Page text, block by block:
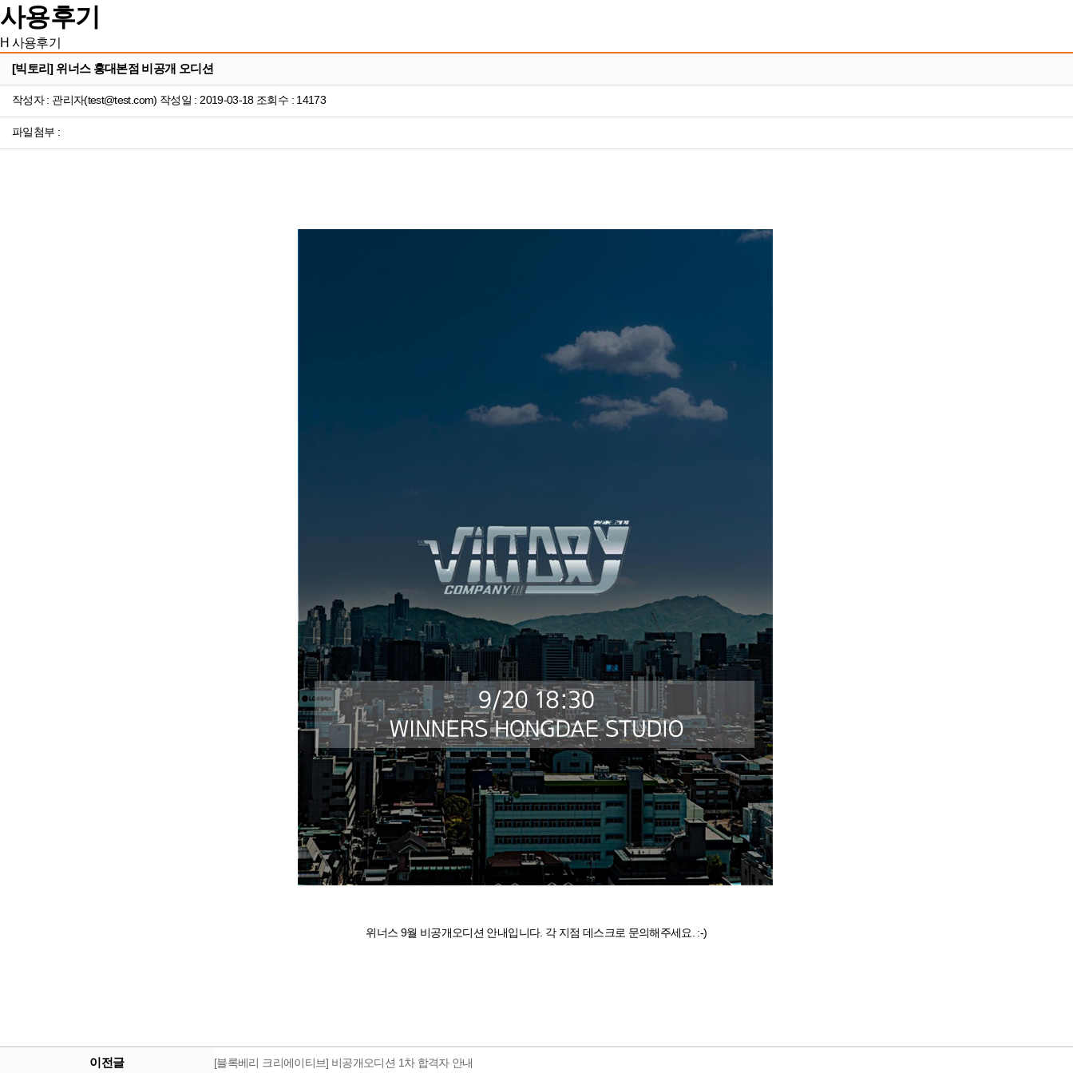
사용후기
H 사용후기
[빅토리] 위너스 홍대본점 비공개 오디션
작성자 : 관리자(test@test.com) 작성일 : 2019-03-18 조회수 : 14173
파일첨부 :
위너스 9월 비공개오디션 안내입니다. 각 지점 데스크로 문의해주세요. :-)
이전글 [블록베리 크리에이티브] 비공개오디션 1차 합격자 안내